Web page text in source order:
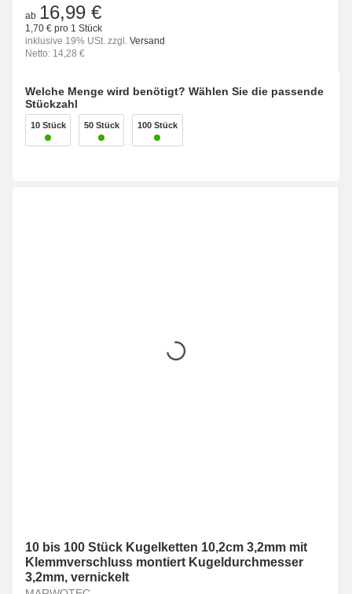
ab 16,99 €
1,70 € pro 1 Stück
inklusive 19% USt. zzgl. Versand
Netto: 14,28 €
Welche Menge wird benötigt? Wählen Sie die passende
Stückzahl
10 Stück 50 Stück 100 Stück
10 bis 100 Stück Kugelketten 10,2cm 3,2mm mit
Klemmverschluss montiert Kugeldurchmesser
3,2mm, vernickelt